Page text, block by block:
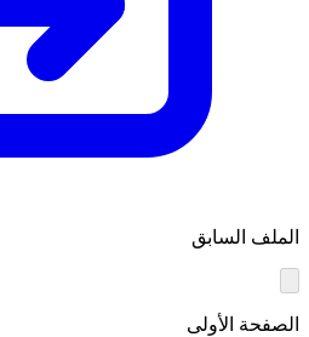
الملف السابق
الصفحة الأولى